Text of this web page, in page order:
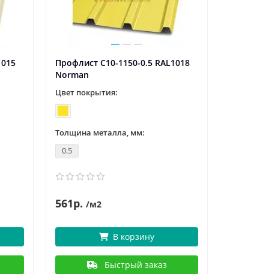
Профлист С10-1150-0.5 RAL1018
Norman
Цвет покрытия:
Толщина металла, мм:
0.5
561р. /м2
В корзину
Быстрый заказ